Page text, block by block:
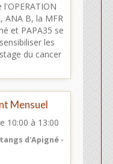
ANA B, la MFR
et PAPA35 se
les
du cancer
Mensuel
10:00 à 13:00
d'Apigné -